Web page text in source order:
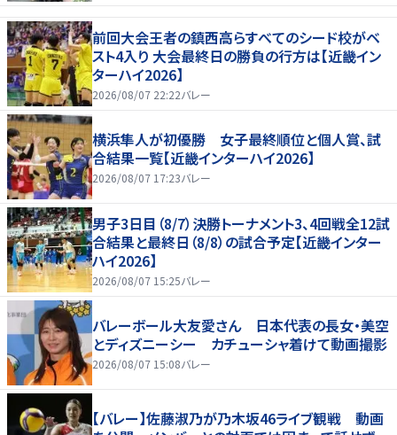
前回大会王者の鎮西高らすべてのシード校がベ
スト4入り 大会最終日の勝負の行方は【近畿イン
ターハイ2026】
2026/08/07 22:22バレー
横浜隼人が初優勝 女子最終順位と個人賞、試
合結果一覧【近畿インターハイ2026】
2026/08/07 17:23バレー
男子3日目（8/7）決勝トーナメント3、4回戦全12試
合結果と最終日（8/8）の試合予定【近畿インター
ハイ2026】
2026/08/07 15:25バレー
バレーボール大友愛さん 日本代表の長女・美空
とディズニーシー カチューシャ着けて動画撮影
2026/08/07 15:08バレー
【バレー】佐藤淑乃が乃木坂46ライブ観戦 動画